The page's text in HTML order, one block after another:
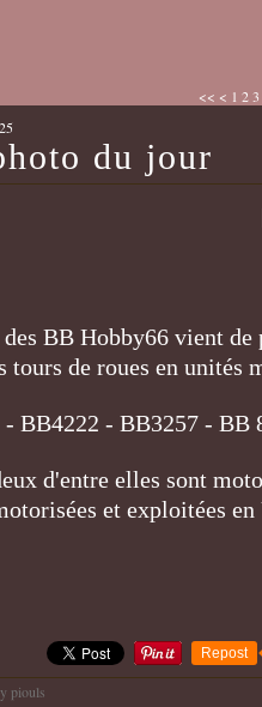
<< < 1 2 3
du jour
BB Hobby66 vient de
tours de roues en unités
- BB4222 - BB3257 - BB
d'entre elles sont
et exploitées
Repost
piouls